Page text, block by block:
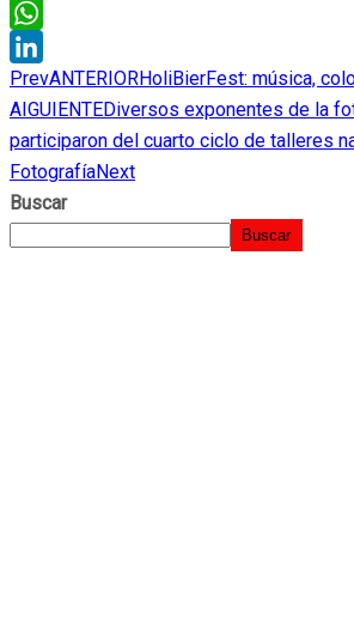
Threads
WhatsApp
LinkedIn
PrevANTERIORHoliBierFest: música,
AIGUIENTEDiversos exponentes de la
participaron del cuarto ciclo de talleres
FotografíaNext
Buscar
Buscar